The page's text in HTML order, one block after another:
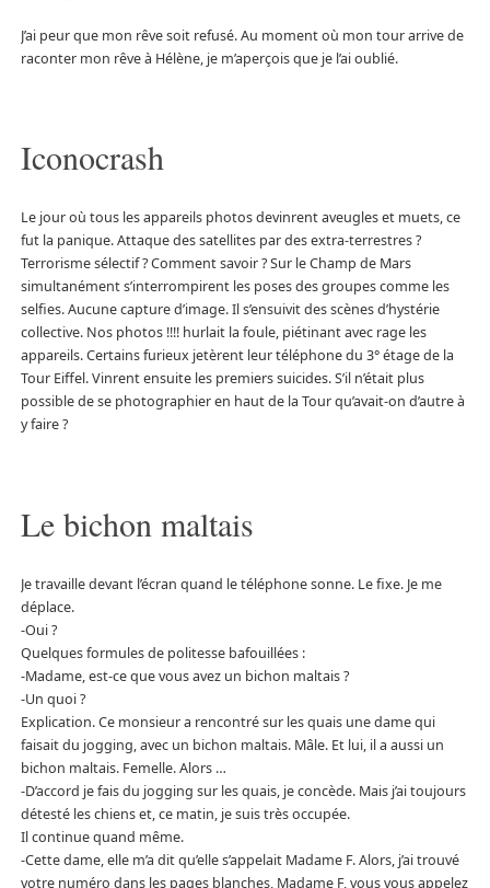
J’ai peur que mon rêve soit refusé. Au moment où mon tour arrive de
raconter mon rêve à Hélène, je m’aperçois que je l’ai oublié.
Iconocrash
Le jour où tous les appareils photos devinrent aveugles et muets, ce
fut la panique. Attaque des satellites par des extra-terrestres ?
Terrorisme sélectif ? Comment savoir ? Sur le Champ de Mars
simultanément s’interrompirent les poses des groupes comme les
selfies. Aucune capture d’image. Il s’ensuivit des scènes d’hystérie
collective. Nos photos !!!! hurlait la foule, piétinant avec rage les
appareils. Certains furieux jetèrent leur téléphone du 3° étage de la
Tour Eiffel. Vinrent ensuite les premiers suicides. S’il n’était plus
possible de se photographier en haut de la Tour qu’avait-on d’autre à
y faire ?
Le bichon maltais
Je travaille devant l’écran quand le téléphone sonne. Le fixe. Je me
déplace.
-Oui ?
Quelques formules de politesse bafouillées :
-Madame, est-ce que vous avez un bichon maltais ?
-Un quoi ?
Explication. Ce monsieur a rencontré sur les quais une dame qui
faisait du jogging, avec un bichon maltais. Mâle. Et lui, il a aussi un
bichon maltais. Femelle. Alors …
-D’accord je fais du jogging sur les quais, je concède. Mais j’ai toujours
détesté les chiens et, ce matin, je suis très occupée.
Il continue quand même.
-Cette dame, elle m’a dit qu’elle s’appelait Madame F. Alors, j’ai trouvé
votre numéro dans les pages blanches, Madame F, vous vous appelez